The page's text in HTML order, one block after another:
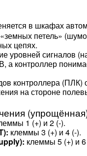
в шкафах
петель»
цепях.
уровней сигналов
а контроллер
контроллера (ПЛК)
на стороне
1 (+) и 2 (-).
клеммы 3 (+) и 4 (-).
клеммы 5 (+) и 6